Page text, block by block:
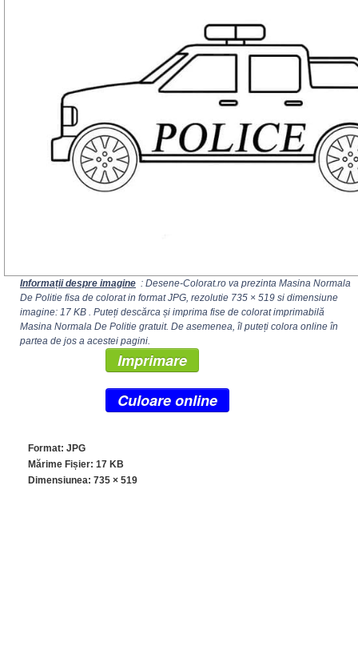
Informații despre imagine : Desene-Colorat.ro va prezinta Masina Normala
De Politie fisa de colorat in format JPG, rezolutie 735 × 519 si dimensiune
imagine: 17 KB . Puteți descărca și imprima fise de colorat imprimabilă
Masina Normala De Politie gratuit. De asemenea, îl puteți colora online în
partea de jos a acestei pagini.
Imprimare
Culoare online
Format: JPG
Mărime Fișier: 17 KB
Dimensiunea: 735 × 519